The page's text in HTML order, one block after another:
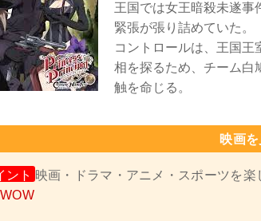
王国では女王暗殺未遂事
緊張が張り詰めていた。
コントロールは、王国王
相を探るため、チーム白
触を命じる。
映画を
ント 映画・ドラマ・アニメ・スポーツを楽